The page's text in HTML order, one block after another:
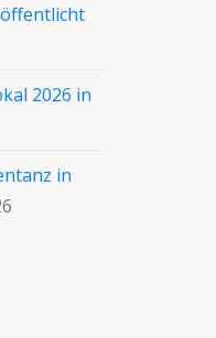
2026 in
in